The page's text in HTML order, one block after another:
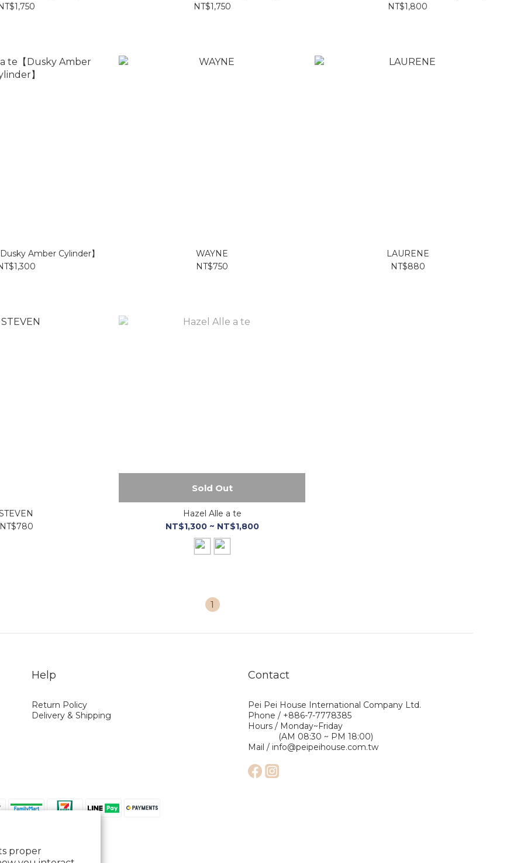
proper
NT$1,750
NT$1,800
Amber Cylinder】
WAYNE
NT$750
LAURENE
NT$880
NT$780
Sold Out
Hazel Alle a te
NT$1,300 ~ NT$1,800
1
Help
Return Policy
Delivery & Shipping
Contact
Pei Pei House International Company Ltd.
Phone / +886-7-7778385
Hours / Monday~Friday
(AM 08:30 ~ PM 18:00)
Mail / info@peipeihouse.com.tw